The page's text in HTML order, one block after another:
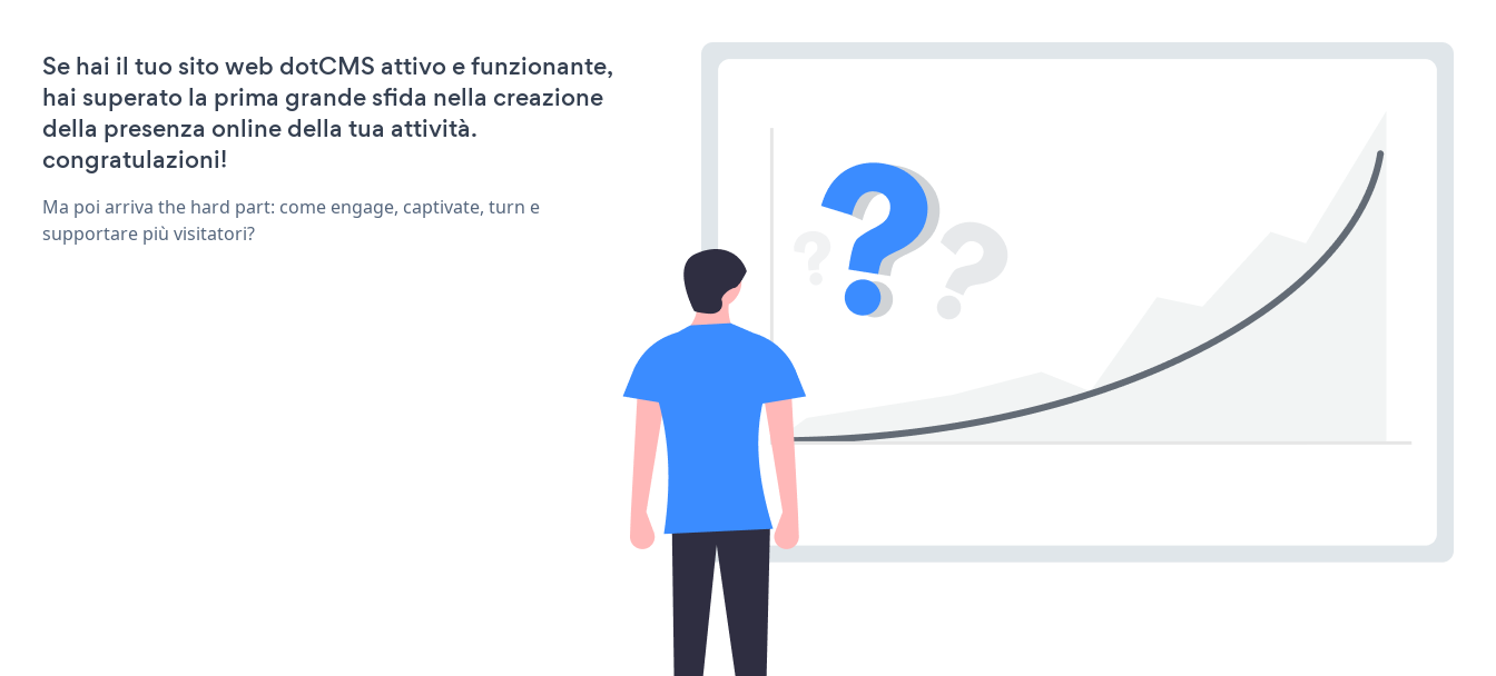
Se hai il tuo sito web dotCMS attivo e funzionante,
hai superato la prima grande sfida nella creazione
della presenza online della tua attività.
congratulazioni!
Ma poi arriva the hard part: come engage, captivate, turn e
supportare più visitatori?